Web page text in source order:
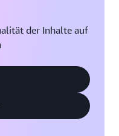
der Inhalte auf